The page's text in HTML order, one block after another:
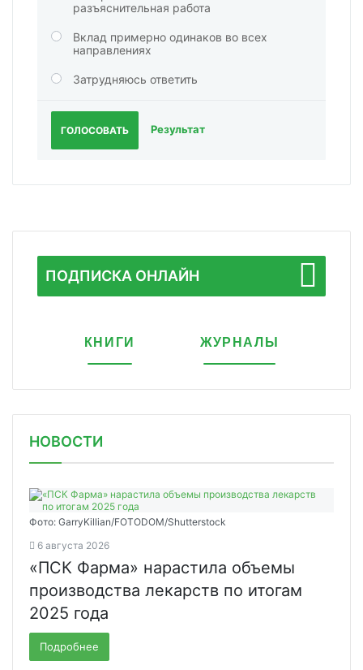
разъяснительная работа
Вклад примерно одинаков во всех
направлениях
Затрудняюсь ответить
ГОЛОСОВАТЬ Результат
ПОДПИСКА ОНЛАЙН
КНИГИ ЖУРНАЛЫ
НОВОСТИ
Фото: GarryKillian/FOTODOM/Shutterstock
6 августа 2026
«ПСК Фарма» нарастила объемы
производства лекарств по итогам
2025 года
Подробнее